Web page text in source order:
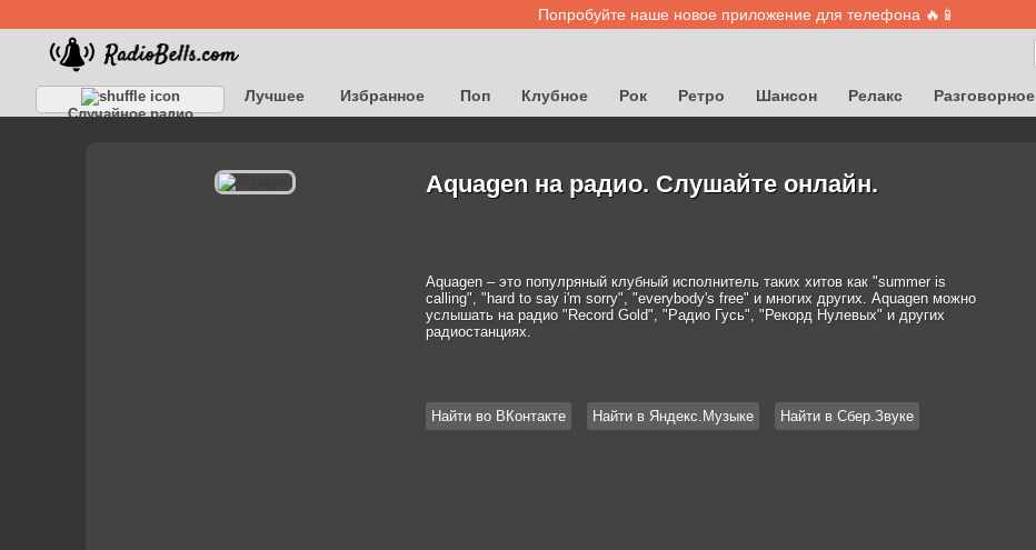
Попробуйте наше новое приложение для телефона 🔥📱
Случайное радио
Лучшее Избранное Поп Клубное Рок Ретро Шансон Релакс Разговорное
Aquagen на радио. Слушайте онлайн.
Aquagen – это популряный клубный исполнитель таких хитов как "summer is
calling", "hard to say i'm sorry", "everybody's free" и многих других. Aquagen можно
услышать на радио "Record Gold", "Радио Гусь", "Рекорд Нулевых" и других
радиостанциях.
Найти во ВКонтакте Найти в Яндекс.Музыке Найти в Сбер.Звуке